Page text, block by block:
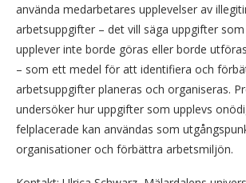
använda medarbetares upplevelser av
arbetsuppgifter – det vill säga uppgifter
upplever inte borde göras eller borde
– som ett medel för att identifiera och
arbetsuppgifter planeras och organiseras.
undersöker hur uppgifter som upplevs
felplacerade kan användas som
organisationer och förbättra arbetsmiljön.